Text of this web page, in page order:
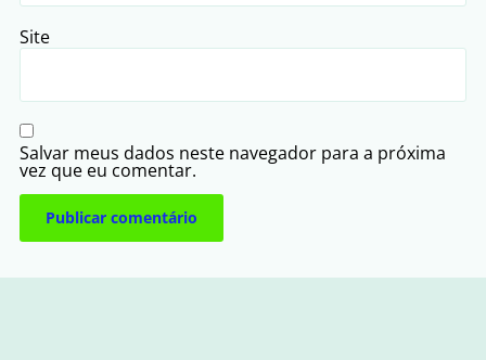
Site
Salvar meus dados neste navegador para a próxima
vez que eu comentar.